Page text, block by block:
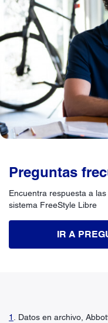
Preguntas
Encuentra respuesta a
sistema FreeStyle Libre
IR A
1 . Datos en archivo,